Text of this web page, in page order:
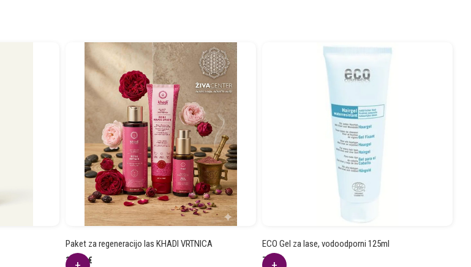
Paket za regeneracijo las KHADI VRTNICA
39.78€
ECO Gel za lase, vodoodporni 125ml
7.59
€